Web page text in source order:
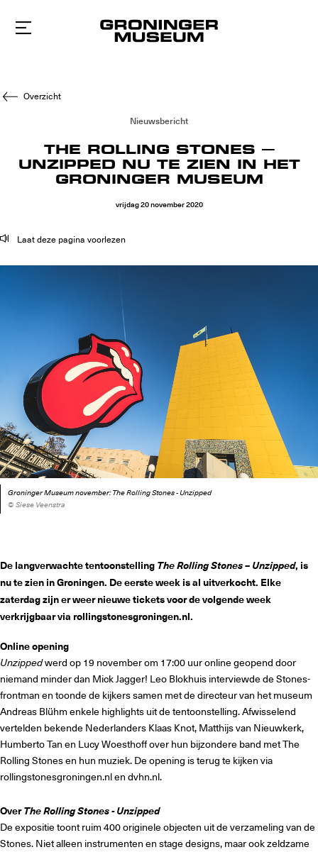
Naar
hoofdinhoud
Overzicht
Nieuwsbericht
THE ROLLING STONES –
UNZIPPED NU TE ZIEN IN HET
GRONINGER MUSEUM
vrijdag20november2020
Laat deze pagina voorlezen
Groninger Museum november: The Rolling Stones - Unzipped
© Siese Veenstra
De langverwachte tentoonstelling The Rolling Stones – Unzipped, is
nu te zien in Groningen. De eerste week is al uitverkocht. Elke
zaterdag zijn er weer nieuwe tickets voor de volgende week
verkrijgbaar via rollingstonesgroningen.nl.
Online opening
Unzippedwerd op 19 november om 17:00 uur online geopend door
niemand minder dan Mick Jagger! Leo Blokhuis interviewde de Stones-
frontman en toonde de kijkers samen met de directeur van het museum
Andreas Blühm enkele highlights uit de tentoonstelling. Afwisselend
vertelden bekende Nederlanders Klaas Knot, Matthijs van Nieuwkerk,
Humberto Tan en Lucy Woesthoff over hun bijzondere band met The
Rolling Stones en hun muziek. De opening is terug te kijken via
rollingstonesgroningen.nl en dvhn.nl.
OverThe Rolling Stones - Unzipped
De expositie toont ruim 400 originele objecten uit de verzameling van de
Stones. Niet alleen instrumenten en stage designs, maar ook zeldzame